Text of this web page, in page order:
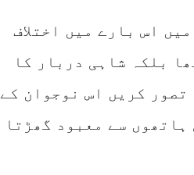
اس بارے میں اختلاف
بلکہ شاہی دربار کا
کریں اس نوجوان کے
سے معبود گھڑتا